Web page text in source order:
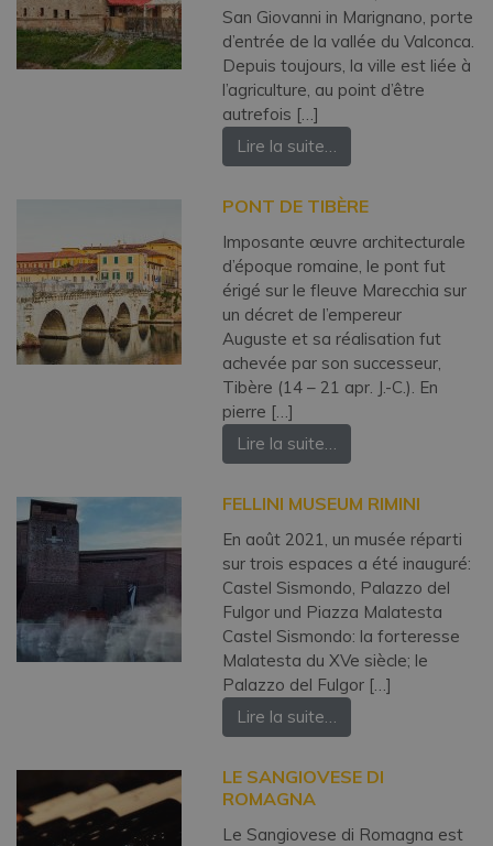
San Giovanni in Marignano, porte
d’entrée de la vallée du Valconca.
Depuis toujours, la ville est liée à
l’agriculture, au point d’être
autrefois […]
Lire la suite…
PONT DE TIBÈRE
Imposante œuvre architecturale
d’époque romaine, le pont fut
érigé sur le fleuve Marecchia sur
un décret de l’empereur
Auguste et sa réalisation fut
achevée par son successeur,
Tibère (14 – 21 apr. J.-C.). En
pierre […]
Lire la suite…
FELLINI MUSEUM RIMINI
En août 2021, un musée réparti
sur trois espaces a été inauguré:
Castel Sismondo, Palazzo del
Fulgor und Piazza Malatesta
Castel Sismondo: la forteresse
Malatesta du XVe siècle; le
Palazzo del Fulgor […]
Lire la suite…
LE SANGIOVESE DI
ROMAGNA
Le Sangiovese di Romagna est